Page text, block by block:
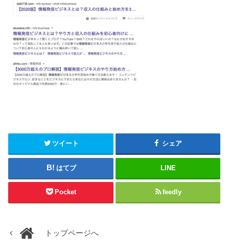
ツイート シェア
はてブ LINE
Pocket feedly
トップページへ